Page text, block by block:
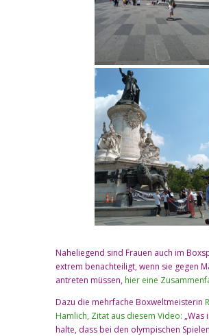
Naheliegend sind Frauen auch im
extrem benachteiligt, wenn sie gegen
antreten müssen,hier eine
Dazu die mehrfache Boxweltmeisterin
Hamlich, Zitat aus diesem Video: „Was
halte, dass bei den olympischen